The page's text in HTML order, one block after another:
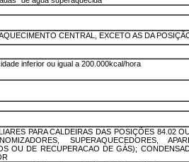
CENTRAL, EXCETO AS DA
inferior ou igual a 200.000kcal/hora
PARA CALDEIRAS DAS POSIÇÕES 84.02
SUPERAQUECEDORES,
OU DE RECUPERACAO DE GÁS);